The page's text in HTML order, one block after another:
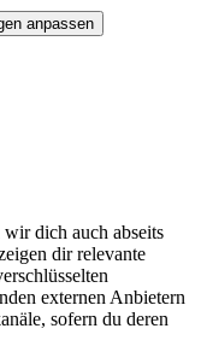
anpassen
dich auch abseits
dir relevante
externen Anbietern
sofern du deren